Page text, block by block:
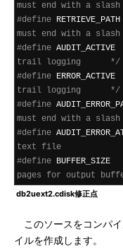
must end with a
#define
must end with a
#define
trail logging      */
#define
trail logging      */
#define
must end with a
#define
text file
#define
pages for output
db2uext2.cdisk修正点
このソースをコンパ
イルを作成します。